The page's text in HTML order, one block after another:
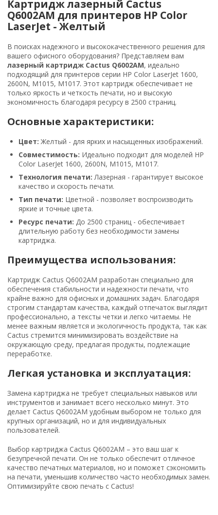
Картридж лазерный Cactus
Q6002AM для принтеров HP Color
LaserJet - Желтый
В поисках надежного и высококачественного решения для
вашего офисного оборудования? Представляем вам
лазерный картридж Cactus Q6002AM, идеально
подходящий для принтеров серии HP Color LaserJet 1600,
2600N, M1015, M1017. Этот картридж обеспечивает не
только яркость и четкость печати, но и высокую
экономичность благодаря ресурсу в 2500 страниц.
Основные характеристики:
Цвет: Желтый - для ярких и насыщенных изображений.
Совместимость: Идеально подходит для моделей HP
Color LaserJet 1600, 2600N, M1015, M1017.
Технология печати: Лазерная - гарантирует высокое
качество и скорость печати.
Тип печати: Цветной - позволяет воспроизводить
яркие и точные цвета.
Ресурс печати: До 2500 страниц - обеспечивает
длительную работу без необходимости замены
картриджа.
Преимущества использования:
Картридж Cactus Q6002AM разработан специально для
обеспечения стабильности и надежности печати, что
крайне важно для офисных и домашних задач. Благодаря
строгим стандартам качества, каждый отпечаток выглядит
профессионально, а тексты четки и легко читаемы. Не
менее важным является и экологичность продукта, так как
Cactus стремится минимизировать воздействие на
окружающую среду, предлагая продукты, подлежащие
переработке.
Легкая установка и эксплуатация:
Замена картриджа не требует специальных навыков или
инструментов и занимает всего несколько минут. Это
делает Cactus Q6002AM удобным выбором не только для
крупных организаций, но и для индивидуальных
пользователей.
Выбор картриджа Cactus Q6002AM – это ваш шаг к
безупречной печати. Он не только обеспечит отличное
качество печатных материалов, но и поможет сэкономить
на печати, уменьшив количество часто необходимых замен.
Оптимизируйте свою печать с Cactus!